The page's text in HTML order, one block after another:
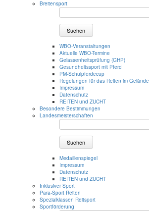
Breitensport
Suchen
WBO-Veranstaltungen
Aktuelle WBO-Termine
Gelassenheitsprüfung (GHP)
Gesundheitssport mit Pferd
PM-Schulpferdecup
Regelungen für das Reiten im Gelände
Impressum
Datenschutz
REITEN und ZUCHT
Besondere Bestimmungen
Landesmeisterschaften
Suchen
Medaillenspiegel
Impressum
Datenschutz
REITEN und ZUCHT
Inklusiver Sport
Para-Sport Reiten
Spezialklassen Reitsport
Sportförderung